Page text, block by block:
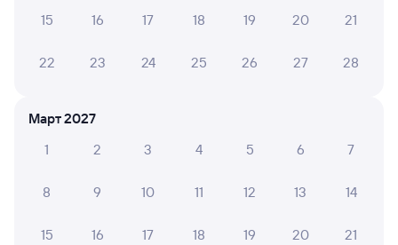
15 16 17 18 19 20 21
22 23 24 25 26 27 28
Март 2027
1
2 3 4 5 6 7
8 9 10 11 12 13 14
15 16 17 18 19 20 21